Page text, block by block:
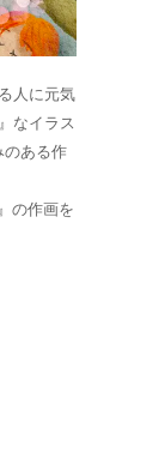
人に元気
なイラス
のある作
の作画を